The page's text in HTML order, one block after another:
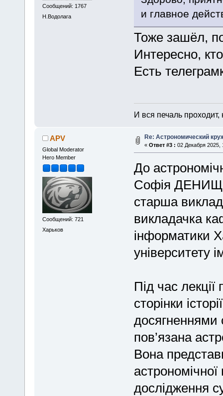
Сообщений: 1767
Н.Водолага
и главное
Тоже зашёл,
Интересно,
Есть
И вся печаль
APV
Global Moderator
Hero Member
Сообщений: 721
Харьков
Re: Астрономический
« Ответ #3 : 02 Декабря 2025,
До
Софія
старша
викладачка
інформатики
університету
Під час
сторінки
досягненнями
пов’язана
Вона
дослідження